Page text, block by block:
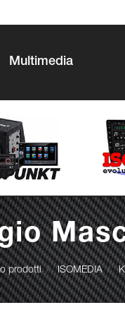
Multimedia
prodotti ISOMEDIA